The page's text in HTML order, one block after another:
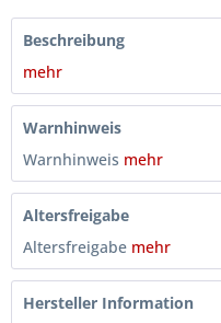
Beschreibung
mehr
Warnhinweis
Warnhinweis mehr
Altersfreigabe
Altersfreigabe mehr
Hersteller Information